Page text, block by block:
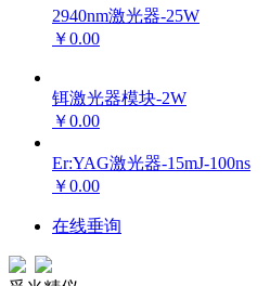
2940nm激光器-25W
￥0.00
铒激光器模块-2W
￥0.00
Er:YAG激光器-15mJ-100ns
￥0.00
在线垂询